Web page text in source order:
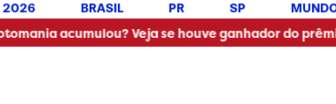
2026 BRASIL PR SP
Veja se houve ganhador do prêmio de R$ 8